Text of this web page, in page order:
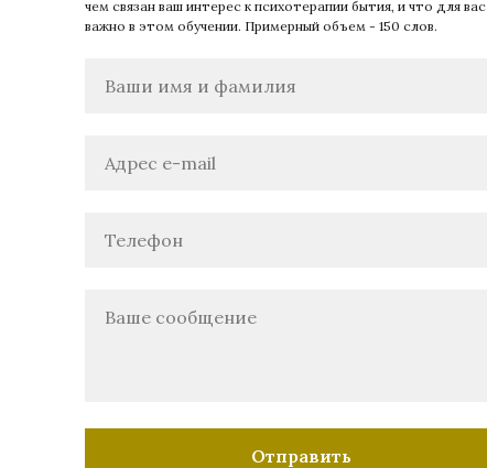
чем связан ваш интерес к психотерапии бытия, и что для вас
важно в этом обучении. Примерный объем - 150 слов.
Отправить